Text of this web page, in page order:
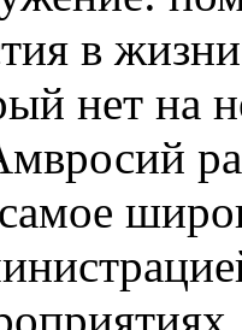
в
нет на